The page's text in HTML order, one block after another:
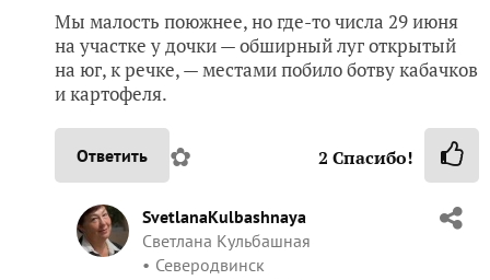
Мы малость поюжнее, но где-то числа 29 июня
на участке у дочки — обширный луг открытый
на юг, к речке, — местами побило ботву кабачков
и картофеля.
Ответить ✿ 2 Спасибо!
SvetlanaKulbashnaya
Светлана Кульбашная
Северодвинск